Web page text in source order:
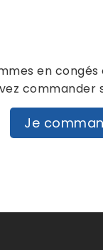
en
commander
Je